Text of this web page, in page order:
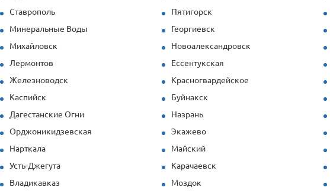
Ставрополь
Пятигорск
Минеральные Воды
Георгиевск
Михайловск
Новоалександровск
Лермонтов
Ессентукская
Железноводск
Красногвардейское
Каспийск
Буйнакск
Дагестанские Огни
Назрань
Орджоникидзевская
Экажево
Нарткала
Майский
Усть-Джегута
Карачаевск
Владикавказ
Моздок